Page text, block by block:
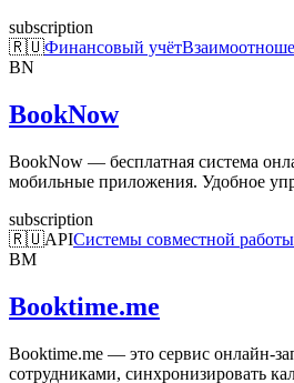
subscription
🇷🇺Финансовый учёт
BN
BookNow
BookNow — бесплатная система
мобильные приложения. Удобное
subscription
🇷🇺APIСистемы совместной работы
BM
Booktime.me
Booktime.me — это сервис онлайн-
сотрудниками, синхронизировать